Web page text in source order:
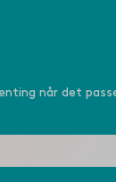
når det